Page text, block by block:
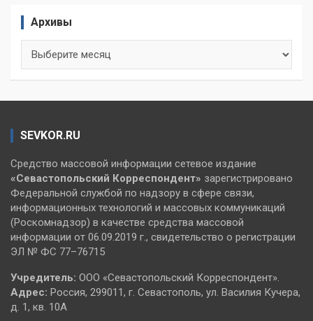
Архивы
SEVKOR.RU
Средство массовой информации сетевое издание
«Севастопольский Корреспондент» зарегистрировано
Федеральной службой по надзору в сфере связи,
информационных технологий и массовых коммуникаций
(Роскомнадзор) в качестве средства массовой
информации от 06.09.2019 г., свидетельство о регистрации
ЭЛ № ФС 77–76715
Учредитель: ООО «Севастопольский Корреспондент».
Адрес: Россия, 299011, г. Севастополь, ул. Василия Кучера,
д. 1, кв. 10А